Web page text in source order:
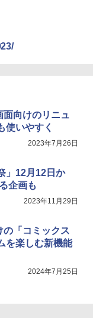
面向けのリニュ
使いやすく
2023年7月26日
」12月12日か
企画も
2023年11月29日
「コミックス
を楽しむ新機能
2024年7月25日